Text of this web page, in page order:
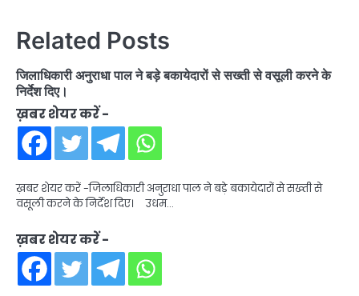
Related Posts
जिलाधिकारी अनुराधा पाल ने बड़े बकायेदारों से सख्ती से वसूली करने के
निर्देश दिए।
ख़बर शेयर करें -
ख़बर शेयर करें -जिलाधिकारी अनुराधा पाल ने बड़े बकायेदारों से सख्ती से
वसूली करने के निर्देश दिए। उधम…
ख़बर शेयर करें -